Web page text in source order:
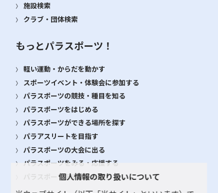
施設検索
クラブ・団体検索
もっとパラスポーツ！
軽い運動・からだを動かす
スポーツイベント・体験会に参加する
パラスポーツの競技・種目を知る
パラスポーツをはじめる
パラスポーツができる場所を探す
パラアスリートを目指す
パラスポーツの大会に出る
パラスポーツをみる・応援する
パラスポーツを支える・関わる
個人情報の取り扱いについて